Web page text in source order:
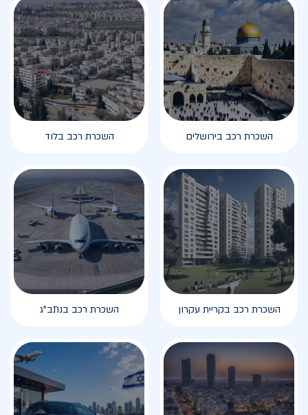
השכרת רכב בירושלים השכרת רכב בלוד
השכרת רכב בקריית עקרון השכרת רכב בנתב"ג